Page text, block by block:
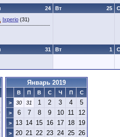
24
Ixperio (31)
25
Вт
31 1
Вт
Январь 2019
В П В С Ч П
С
>
30 31 1 2 3 4 5
> 6 7 8 9 10 11 12
> 13 14 15 16 17 18 19
> 20 21 22 23 24 25 26